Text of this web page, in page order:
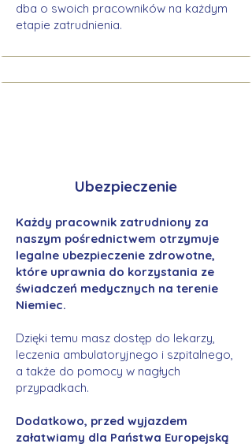
dba o swoich pracowników na każdym
etapie zatrudnienia.
Ubezpieczenie
Każdy pracownik zatrudniony za
naszym pośrednictwem otrzymuje
legalne ubezpieczenie zdrowotne,
które uprawnia do korzystania ze
świadczeń medycznych na terenie
Niemiec.
Dzięki temu masz dostęp do lekarzy,
leczenia ambulatoryjnego i szpitalnego,
a także do pomocy w nagłych
przypadkach.
Dodatkowo, przed wyjazdem
załatwiamy dla Państwa Europejską